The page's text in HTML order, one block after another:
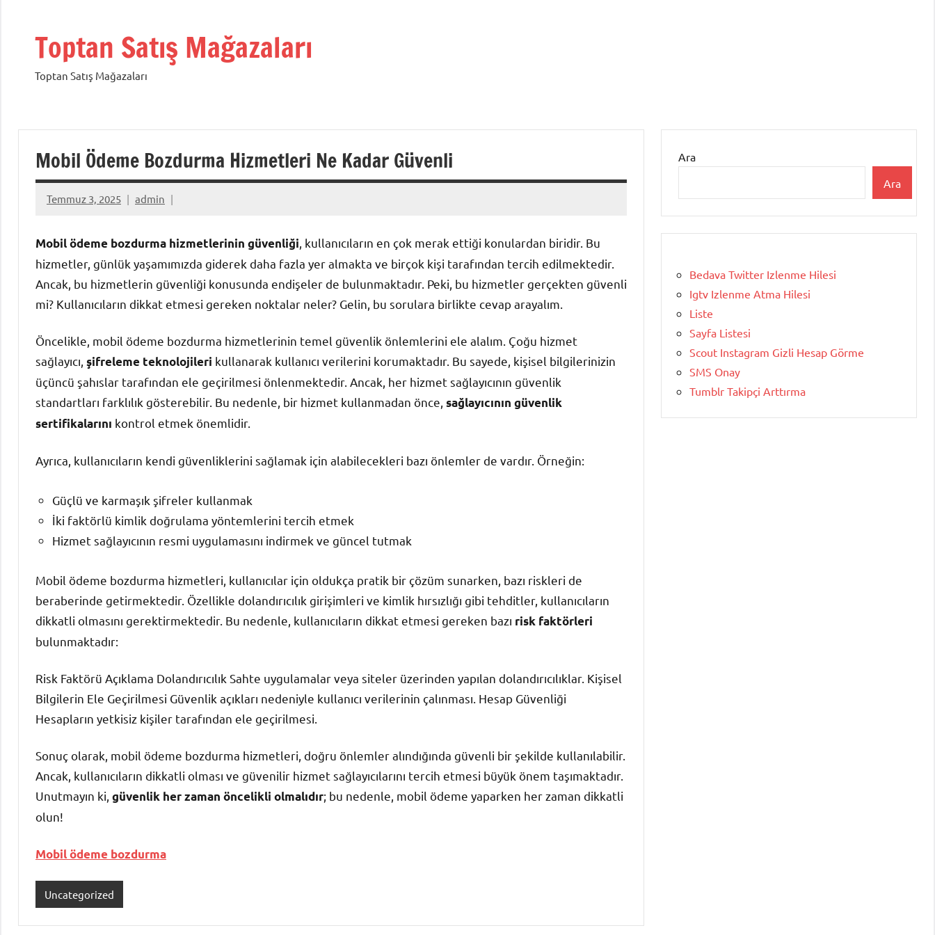
Toptan Satış Mağazaları
Toptan Satış Mağazaları
Mobil Ödeme Bozdurma Hizmetleri Ne Kadar Güvenli
Temmuz 3, 2025 admin
Mobil ödeme bozdurma hizmetlerinin güvenliği , kullanıcıların en çok merak ettiği konulardan biridir. Bu
hizmetler, günlük yaşamımızda giderek daha fazla yer almakta ve birçok kişi tarafından tercih edilmektedir.
Ancak, bu hizmetlerin güvenliği konusunda endişeler de bulunmaktadır. Peki, bu hizmetler gerçekten güvenli
mi? Kullanıcıların dikkat etmesi gereken noktalar neler? Gelin, bu sorulara birlikte cevap arayalım.
Öncelikle, mobil ödeme bozdurma hizmetlerinin temel güvenlik önlemlerini ele alalım. Çoğu hizmet
sağlayıcı, şifreleme teknolojileri kullanarak kullanıcı verilerini korumaktadır. Bu sayede, kişisel bilgilerinizin
üçüncü şahıslar tarafından ele geçirilmesi önlenmektedir. Ancak, her hizmet sağlayıcının güvenlik
standartları farklılık gösterebilir. Bu nedenle, bir hizmet kullanmadan önce, sağlayıcının güvenlik
sertifikalarını kontrol etmek önemlidir.
Ayrıca, kullanıcıların kendi güvenliklerini sağlamak için alabilecekleri bazı önlemler de vardır. Örneğin:
Güçlü ve karmaşık şifreler kullanmak
İki faktörlü kimlik doğrulama yöntemlerini tercih etmek
Hizmet sağlayıcının resmi uygulamasını indirmek ve güncel tutmak
Mobil ödeme bozdurma hizmetleri, kullanıcılar için oldukça pratik bir çözüm sunarken, bazı riskleri de
beraberinde getirmektedir. Özellikle dolandırıcılık girişimleri ve kimlik hırsızlığı gibi tehditler, kullanıcıların
dikkatli olmasını gerektirmektedir. Bu nedenle, kullanıcıların dikkat etmesi gereken bazı risk faktörleri
bulunmaktadır:
Risk Faktörü Açıklama Dolandırıcılık Sahte uygulamalar veya siteler üzerinden yapılan dolandırıcılıklar. Kişisel
Bilgilerin Ele Geçirilmesi Güvenlik açıkları nedeniyle kullanıcı verilerinin çalınması. Hesap Güvenliği
Hesapların yetkisiz kişiler tarafından ele geçirilmesi.
Sonuç olarak, mobil ödeme bozdurma hizmetleri, doğru önlemler alındığında güvenli bir şekilde kullanılabilir.
Ancak, kullanıcıların dikkatli olması ve güvenilir hizmet sağlayıcılarını tercih etmesi büyük önem taşımaktadır.
Unutmayın ki, güvenlik her zaman öncelikli olmalıdır; bu nedenle, mobil ödeme yaparken her zaman dikkatli
olun!
Mobil ödeme bozdurma
Uncategorized
Ara
Ara
Bedava Twitter Izlenme Hilesi
Igtv Izlenme Atma Hilesi
Liste
Sayfa Listesi
Scout Instagram Gizli Hesap Görme
SMS Onay
Tumblr Takipçi Arttırma